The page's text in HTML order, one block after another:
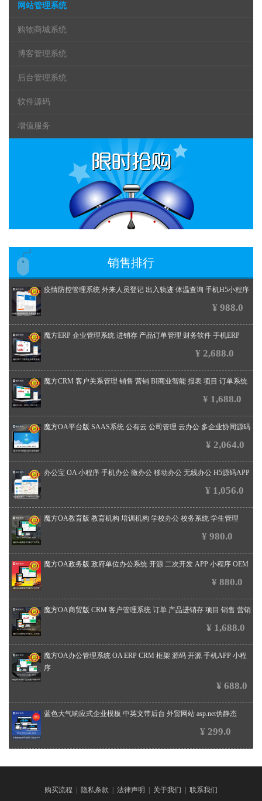
网站管理系统
购物商城系统
博客管理系统
后台管理系统
软件源码
增值服务
销售排行
疫情防控管理系统 外来人员登记 出入轨迹 体温查询 手机H5小程序
¥ 988.0
魔方ERP 企业管理系统 进销存 产品订单管理 财务软件 手机ERP
¥ 2,688.0
魔方CRM 客户关系管理 销售 营销 BI商业智能 报表 项目 订单系统
¥ 1,688.0
魔方OA平台版 SAAS系统 公有云 公司管理 云办公 多企业协同源码
¥ 2,064.0
办公宝 OA 小程序 手机办公 微办公 移动办公 无线办公 H5源码APP
¥ 1,056.0
魔方OA教育版 教育机构 培训机构 学校办公 校务系统 学生管理
¥ 980.0
魔方OA政务版 政府单位办公系统 开源 二次开发 APP 小程序 OEM
¥ 880.0
魔方OA商贸版 CRM 客户管理系统 订单 产品进销存 项目 销售 营销
¥ 1,688.0
魔方OA办公管理系统 OA ERP CRM 框架 源码 开源 手机APP 小程
序
¥ 688.0
蓝色大气响应式企业模板 中英文带后台 外贸网站 asp.net伪静态
¥ 299.0
购买流程 | 隐私条款 | 法律声明 | 关于我们 | 联系我们